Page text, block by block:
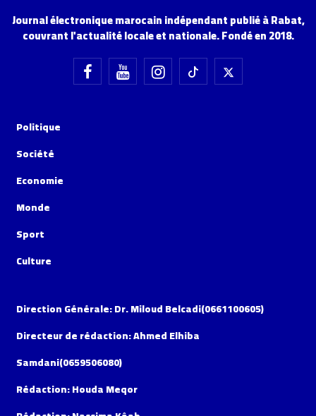
Journal électronique marocain indépendant publié à Rabat,
couvrant l'actualité locale et nationale. Fondé en 2018.
Politique
Société
Economie
Monde
Sport
Culture
Direction Générale: Dr. Miloud Belcadi(0661100605)
Directeur de rédaction: Ahmed Elhiba
Samdani(0659506080)
Rédaction: Houda Meqor